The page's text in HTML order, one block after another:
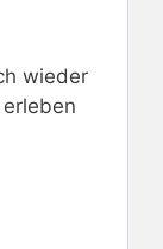
wieder